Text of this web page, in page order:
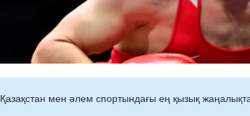
Қазақстан мен әлем спортындағы ең қызық